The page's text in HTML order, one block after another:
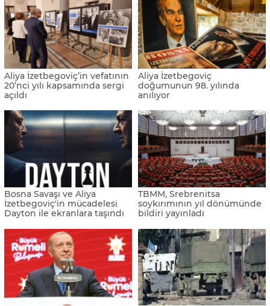
Aliya İzetbegoviç’in vefatının
20’nci yılı kapsamında sergi
açıldı
Aliya İzetbegoviç
doğumunun 98. yılında
anılıyor
Bosna Savaşı ve Aliya
İzetbegoviç'in mücadelesi
Dayton ile ekranlara taşındı
TBMM, Srebrenitsa
soykırımının yıl dönümünde
bildiri yayınladı